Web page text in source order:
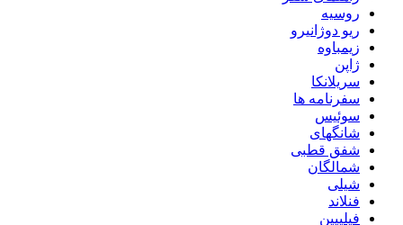
روسیه
ریو دوژانیرو
زیمباوه
ژاپن
سریلانکا
سفرنامه ها
سوئیس
شانگهای
شفق قطبی
شمالگان
شیلی
فنلاند
فیلیپین